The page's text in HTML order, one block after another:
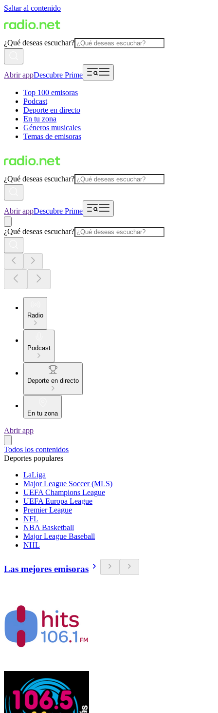
Saltar al contenido
¿Qué deseas escuchar?
Abrir appDescubre Prime
Top 100 emisoras
Podcast
Deporte en directo
En tu zona
Géneros musicales
Temas de emisoras
¿Qué deseas escuchar?
Abrir appDescubre Prime
¿Qué deseas escuchar?
Radio
Podcast
Deporte en directo
En tu zona
Abrir app
Todos los contenidos
Deportes populares
LaLiga
Major League Soccer (MLS)
UEFA Champions League
UEFA Europa League
Premier League
NFL
NBA Basketball
Major League Baseball
NHL
Las mejores emisoras